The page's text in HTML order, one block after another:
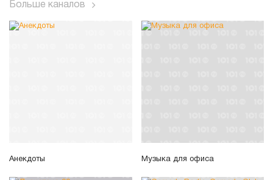
Больше каналов
Анекдоты Музыка для офиса